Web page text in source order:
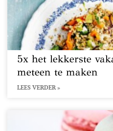
5x het lekkerste
meteen te maken
LEES VERDER »